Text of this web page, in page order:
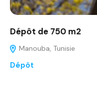
Dépôt de 750 m2
Manouba, Tunisie
Dépôt